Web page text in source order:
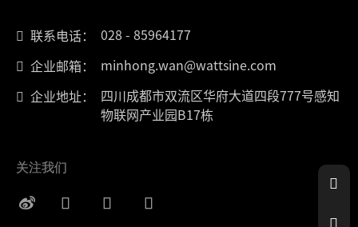
联系电话：
028 - 85964177
企业邮箱：
minhong.wan@wattsine.com
企业地址：
四川成都市双流区华府大道四段777号感知
物联网产业园B17栋
关注我们